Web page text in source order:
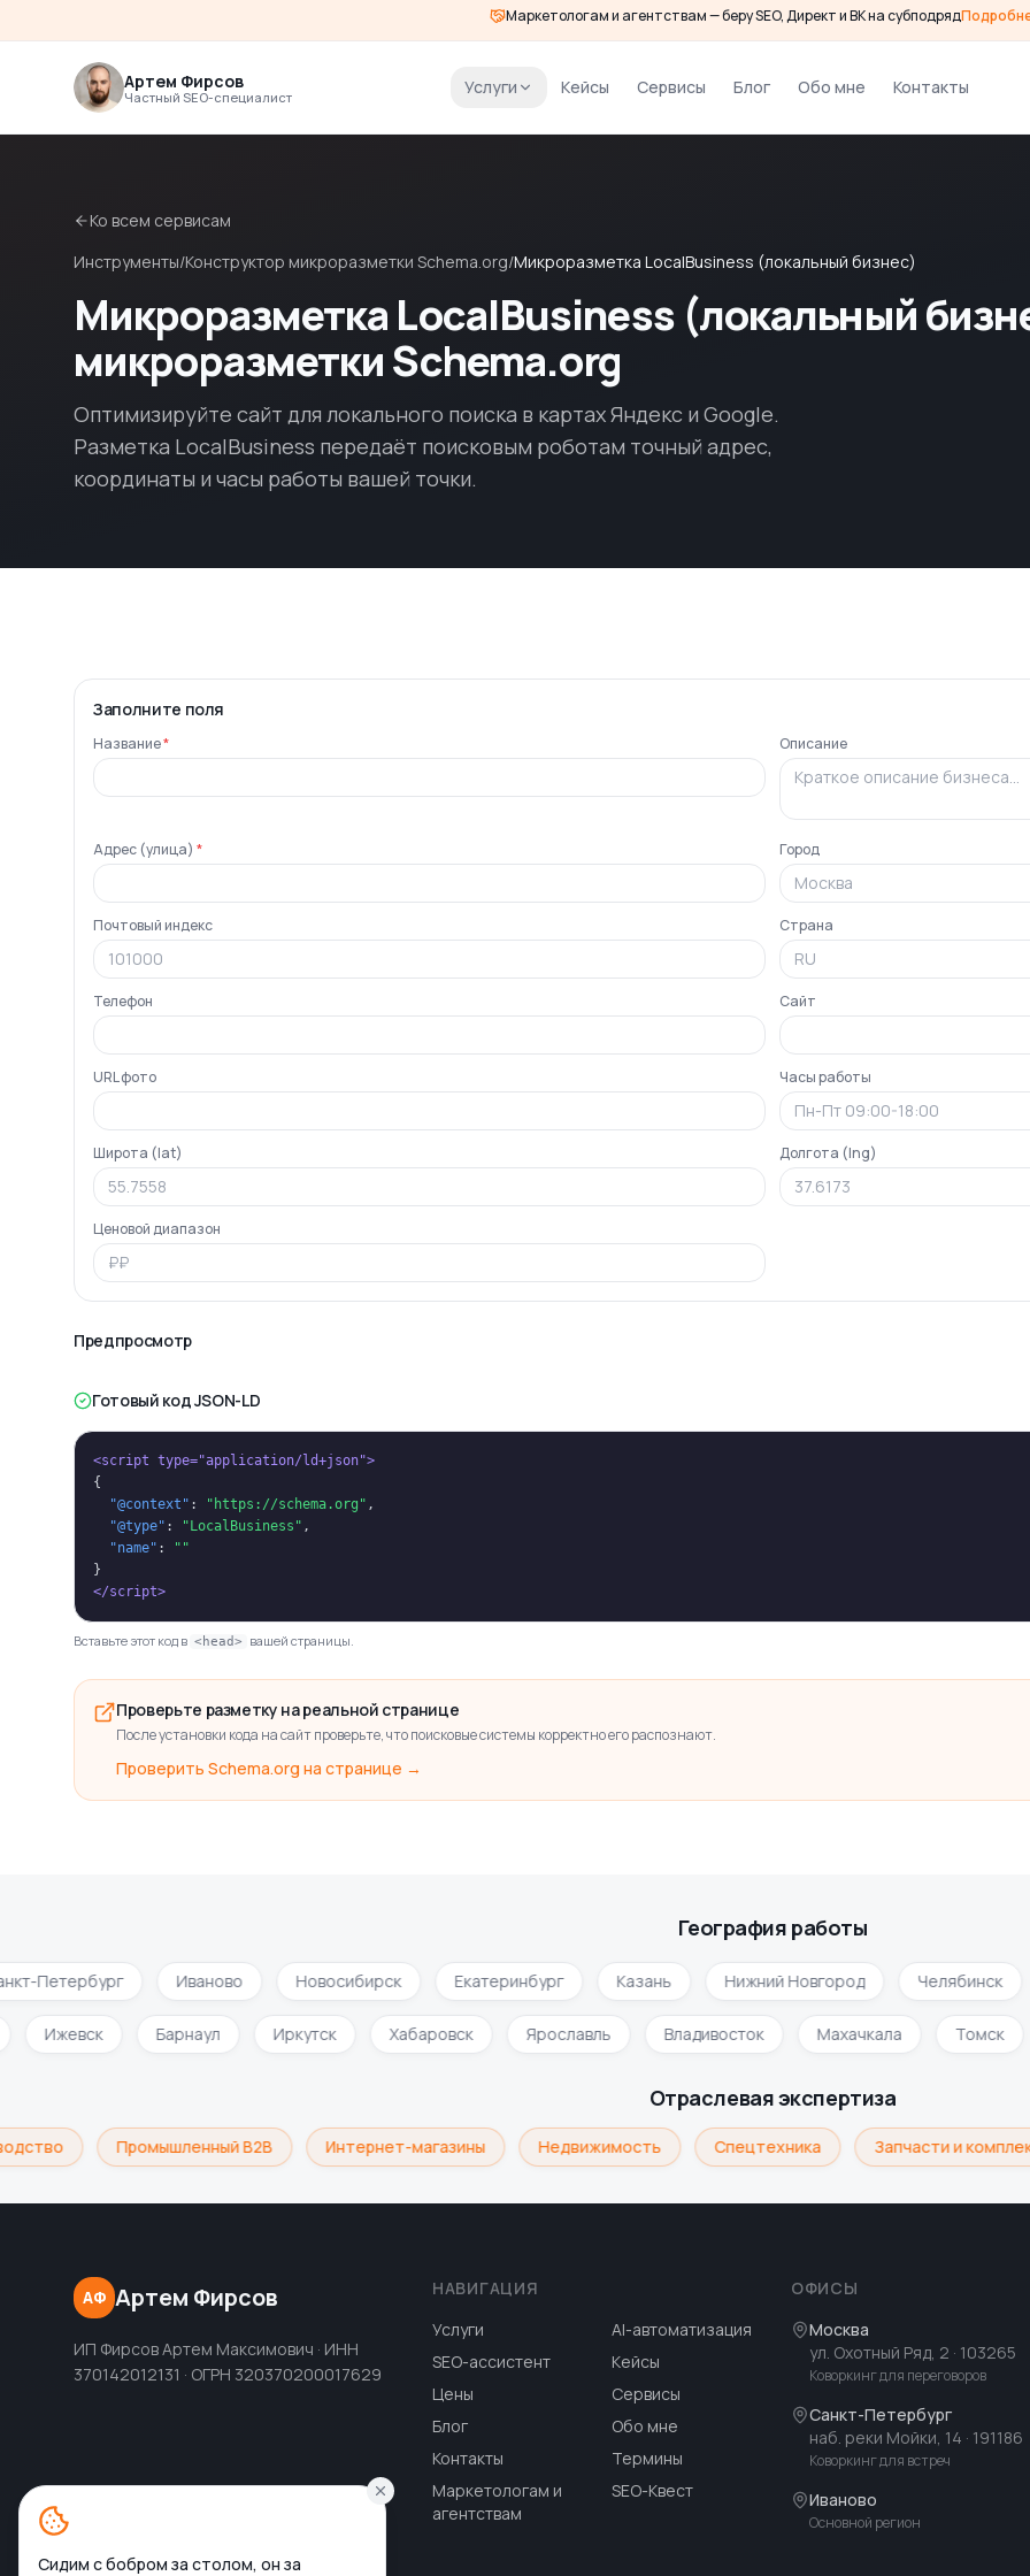
Маркетологам и агентствам — беру SEO, Директ и ВК на субподряд
Артем Фирсов
Частный SEO-специалист Услуги Кейсы Сервисы Блог Обо мне Контакты
Ко всем сервисам
Инструменты/Конструктор микроразметки Schema.org/Микроразметка LocalBusiness (локальный бизнес)
Микроразметка LocalBusiness (локальный
микроразметки Schema.org
Оптимизируйте сайт для локального поиска в картах Яндекс и Google.
Разметка LocalBusiness передаёт поисковым роботам точный адрес,
координаты и часы работы вашей точки.
Заполните поля
Название* Описание
Адрес (улица) * Город
Почтовый индекс Страна
Телефон Сайт
URL фото Часы работы
Широта (lat) Долгота (lng)
Ценовой диапазон
Предпросмотр
Готовый код JSON-LD
<script type="application/ld+json">
{
"@context" : "https://schema.org" ,
"@type" : "LocalBusiness" ,
"name" :
""
}
</script>
Вставьте этот код в <head> вашей страницы.
Проверьте разметку на реальной странице
После установки кода на сайт проверьте, что поисковые системы корректно его распознают.
Проверить Schema.org на странице →
География работы
Петербург Иваново Новосибирск Екатеринбург Казань Нижний Новгород Челябинск
Ижевск Барнаул Иркутск Хабаровск Ярославль Владивосток Махачкала Томск
Отраслевая экспертиза
Промышленный B2B Интернет-магазины Недвижимость Спецтехника Запчасти и
АФ Артем Фирсов
ИП Фирсов Артем Максимович · ИНН
370142012131 · ОГРН 320370200017629
НАВИГАЦИЯ
Услуги
AI-автоматизация
SEO-ассистент
Кейсы
Цены
Сервисы
Блог
Обо мне
Контакты
Термины
Маркетологам и
агентствам
SEO-Квест
ОФИСЫ
Москва
ул. Охотный Ряд, 2 · 103265
Коворкинг для переговоров
Санкт-Петербург
наб. реки Мойки, 14 · 191186
Коворкинг для встреч
Иваново
Основной регион
Сидим с бобром за столом, он за